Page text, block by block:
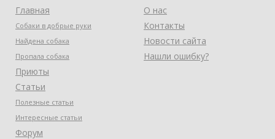
Главная
Собаки в добрые руки
Найдена собака
Пропала собака
Приюты
Статьи
Полезные статьи
Интересные статьи
Форум
О нас
Контакты
Новости сайта
Нашли ошибку?